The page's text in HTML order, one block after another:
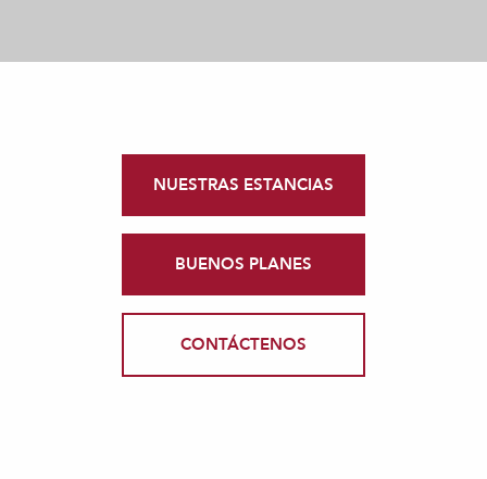
NUESTRAS ESTANCIAS
BUENOS PLANES
CONTÁCTENOS